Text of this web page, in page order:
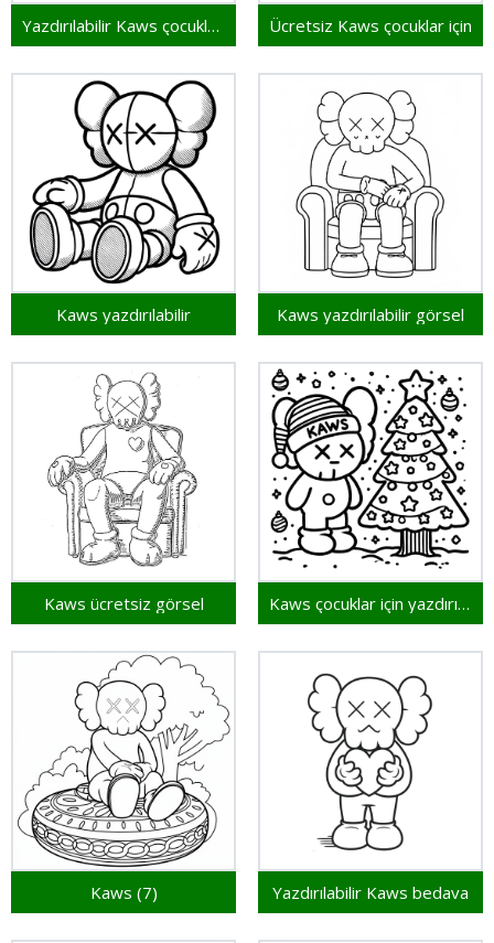
Yazdırılabilir Kaws çocuklar için Ücretsiz Kaws çocuklar için
Kaws yazdırılabilir Kaws yazdırılabilir görsel
Kaws ücretsiz görsel Kaws çocuklar için yazdırılabilir
Kaws (7) Yazdırılabilir Kaws bedava